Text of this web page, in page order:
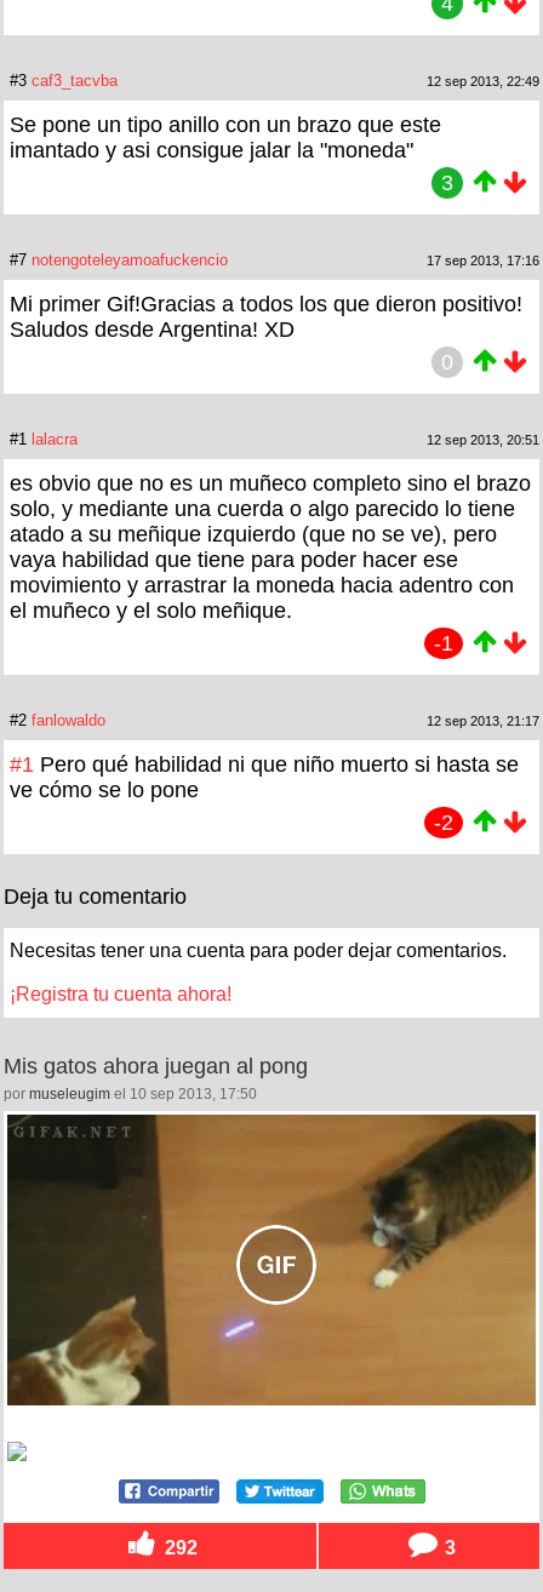
#3 caf3_tacvba 12 sep 2013, 22:49
Se pone un tipo anillo con un brazo que este
imantado y asi consigue jalar la "moneda"
3
#7 notengoteleyamoafuckencio 17 sep 2013, 17:16
Mi primer Gif!Gracias a todos los que dieron positivo!
Saludos desde Argentina! XD
0
#1 lalacra 12 sep 2013, 20:51
es obvio que no es un muñeco completo sino el brazo
solo, y mediante una cuerda o algo parecido lo tiene
atado a su meñique izquierdo (que no se ve), pero
vaya habilidad que tiene para poder hacer ese
movimiento y arrastrar la moneda hacia adentro con
el muñeco y el solo meñique.
-1
#2 fanlowaldo 12 sep 2013, 21:17
#1 Pero qué habilidad ni que niño muerto si hasta se
ve cómo se lo pone
-2
Deja tu comentario
Necesitas tener una cuenta para poder dejar comentarios.
¡Registra tu cuenta ahora!
Mis gatos ahora juegan al pong
por museleugim el 10 sep 2013, 17:50
292 3